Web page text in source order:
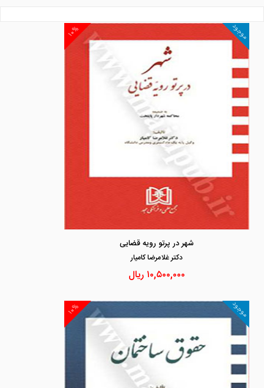
۱۰% موجود
شهر در پرتو رویه قضایی
دكتر غلامرضا كاميار
۱۰,۵۰۰,۰۰۰ ریال
۱۰% موجود